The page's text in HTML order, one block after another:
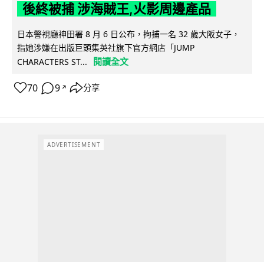
後終被捕 涉海賊王,火影周邊產品
日本警視廳神田署 8 月 6 日公布，拘捕一名 32 歲大阪女子，
指她涉嫌在出版巨頭集英社旗下官方網店「JUMP
CHARACTERS ST...
閱讀全文
70 9 ↗ 分享
ADVERTISEMENT